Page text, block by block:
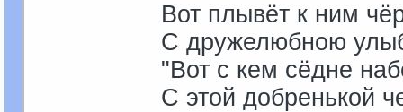
Вот плывёт к ним
С дружелюбною
"Вот с кем сёдне
С этой добренькой